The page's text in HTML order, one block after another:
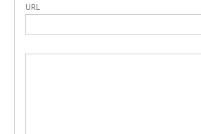
URL